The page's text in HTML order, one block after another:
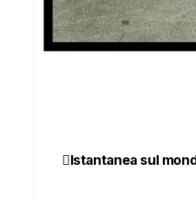
Navigazione
Istantanea sul